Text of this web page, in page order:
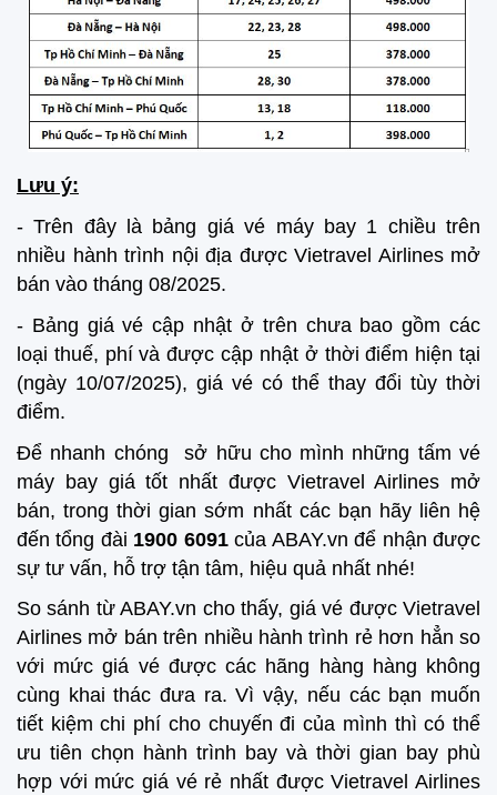
Lưu ý:
- Trên đây là bảng giá vé máy bay 1 chiều trên
nhiều hành trình nội địa được Vietravel Airlines mở
bán vào tháng 08/2025.
- Bảng giá vé cập nhật ở trên chưa bao gồm các
loại thuế, phí và được cập nhật ở thời điểm hiện tại
(ngày 10/07/2025), giá vé có thể thay đổi tùy thời
điểm.
Để nhanh chóng sở hữu cho mình những tấm vé
máy bay giá tốt nhất được Vietravel Airlines mở
bán, trong thời gian sớm nhất các bạn hãy liên hệ
đến tổng đài 1900 6091của ABAY.vn để nhận được
sự tư vấn, hỗ trợ tận tâm, hiệu quả nhất nhé!
So sánh từ ABAY.vn cho thấy, giá vé được Vietravel
Airlines mở bán trên nhiều hành trình rẻ hơn hẳn so
với mức giá vé được các hãng hàng hàng không
cùng khai thác đưa ra. Vì vậy, nếu các bạn muốn
tiết kiệm chi phí cho chuyến đi của mình thì có thể
ưu tiên chọn hành trình bay và thời gian bay phù
hợp với mức giá vé rẻ nhất được Vietravel Airlines